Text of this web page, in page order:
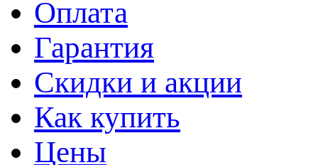
Оплата
Гарантия
Скидки и акции
Как купить
Цены